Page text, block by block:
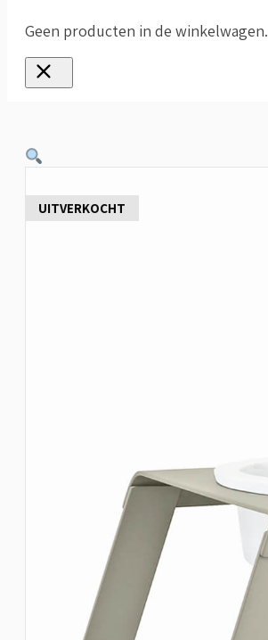
Geen producten in de winkelwagen.
UITVERKOCHT